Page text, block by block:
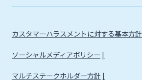
カスタマーハラスメントに対する基本方針
ソーシャルメディアポリシー
マルチステークホルダー方針